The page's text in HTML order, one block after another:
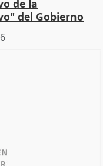
de la
del Gobierno